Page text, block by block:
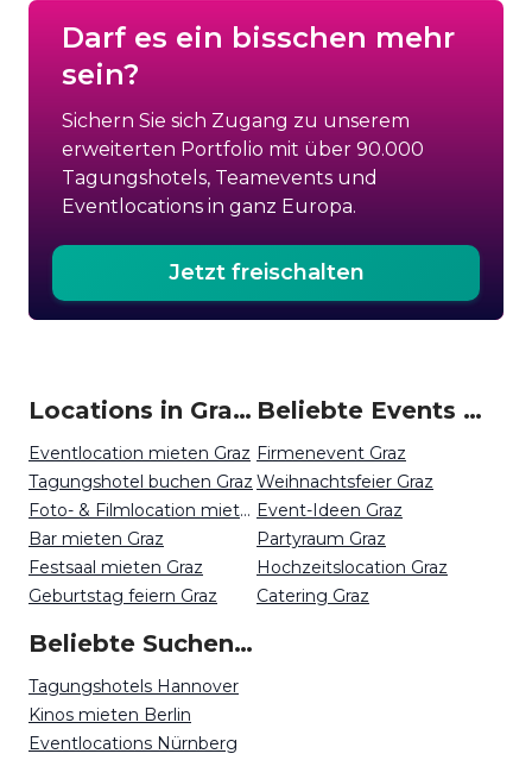
Darf es ein bisschen mehr
sein?
Sichern Sie sich Zugang zu unserem
erweiterten Portfolio mit über 90.000
Tagungshotels, Teamevents und
Eventlocations in ganz Europa.
Jetzt freischalten
Locations in Graz mieten
Eventlocation mieten Graz
Tagungshotel buchen Graz
Foto- & Filmlocation mieten Graz
Bar mieten Graz
Festsaal mieten Graz
Geburtstag feiern Graz
Beliebte Events in Graz
Firmenevent Graz
Weihnachtsfeier Graz
Event-Ideen Graz
Partyraum Graz
Hochzeitslocation Graz
Catering Graz
Beliebte Suchen auf Event Inc
Tagungshotels Hannover
Kinos mieten Berlin
Eventlocations Nürnberg